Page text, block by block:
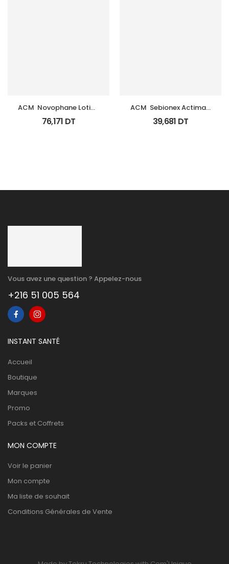
ACM  Novophane Lotion
100Ml
76,171 DT
ACM  Sebionex Actimat
Soin Anti Imperfec Teint
40Ml
39,681 DT
Vous avez une question ? Appelez-nous
+216 51 005 564
INSTANT SANTÉ
Accueil
Boutique
Marques
Promo
Packs et Coffrets
MON COMPTE
Voir le panier
Mon compte
Ma liste de souhait
Conditions Générales de Vente